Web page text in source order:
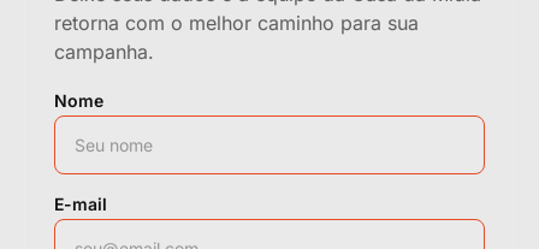
retorna com o melhor caminho para sua
campanha.
Nome
E-mail